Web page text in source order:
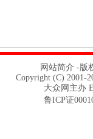
网站简介 -版
Copyright (C) 2001-
大众网主办
鲁ICP证